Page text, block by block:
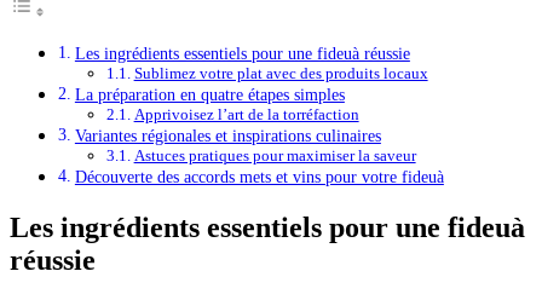
Les ingrédients essentiels pour une fideuà réussie
Sublimez votre plat avec des produits locaux
La préparation en quatre étapes simples
Apprivoisez l’art de la torréfaction
Variantes régionales et inspirations culinaires
Astuces pratiques pour maximiser la saveur
Découverte des accords mets et vins pour votre fideuà
Les ingrédients essentiels pour une fideuà
réussie